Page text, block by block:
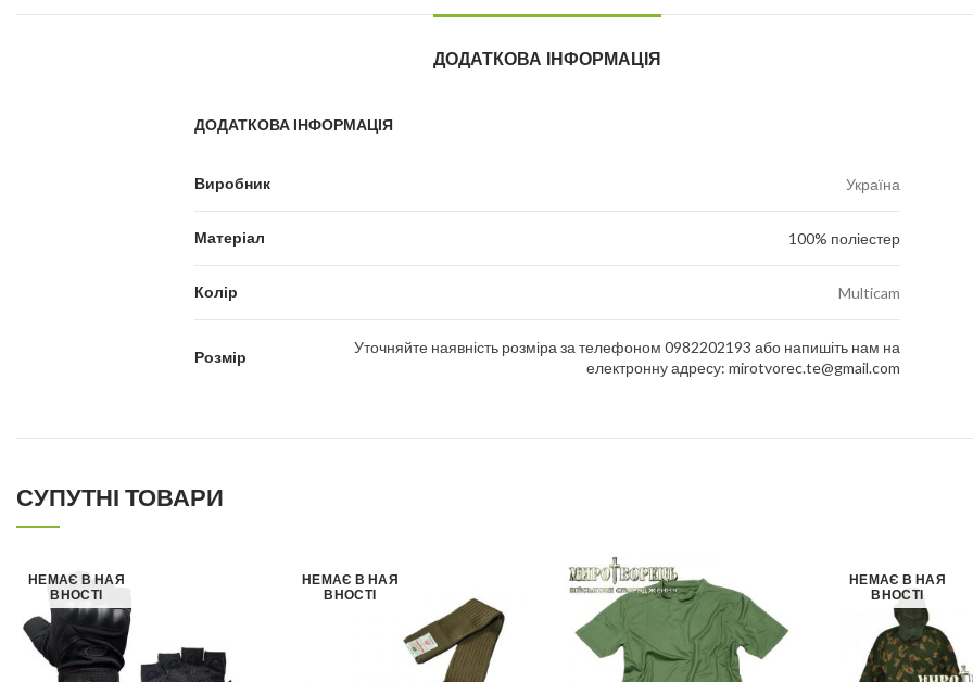
ДОДАТКОВА ІНФОРМАЦІЯ
ДОДАТКОВА ІНФОРМАЦІЯ
Виробник Україна
Матеріал 100% поліестер
Колір Multicam
Розмір
Уточняйте наявність розміра за телефоном 0982202193 або напишіть нам на
електронну адресу: mirotvorec.te@gmail.com
СУПУТНІ ТОВАРИ
НЕМАЄ В НАЯ
ВНОСТІ
НЕМАЄ В НАЯ
ВНОСТІ
НЕМАЄ В НАЯ
ВНОСТІ